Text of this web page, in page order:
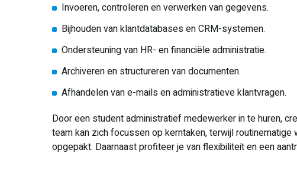
Invoeren, controleren en verwerken van gegevens.
Bijhouden van klantdatabases en CRM-systemen.
Ondersteuning van HR- en financiële administratie.
Archiveren en structureren van documenten.
Afhandelen van e-mails en administratieve klantvragen.
Door een student administratief medewerker in te huren,
team kan zich focussen op kerntaken, terwijl
opgepakt. Daarnaast profiteer je van flexibiliteit en een